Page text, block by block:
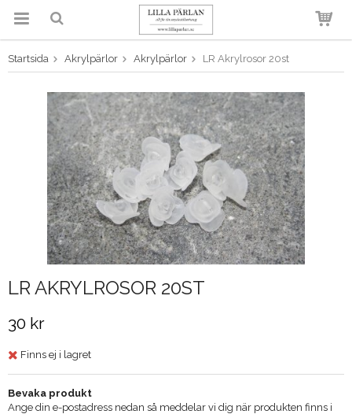
Produkten har blivit tillagd i
varukorgen
Startsida Akrylpärlor Akrylpärlor LR Akrylrosor 20st
LR AKRYLROSOR 20ST
30 kr
Finns ej i lagret
Bevaka produkt
Ange din e-postadress nedan så meddelar vi dig när produkten finns i